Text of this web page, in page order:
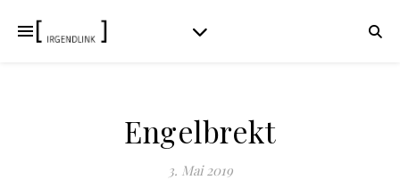
Engelbrekt
3. Mai 2019